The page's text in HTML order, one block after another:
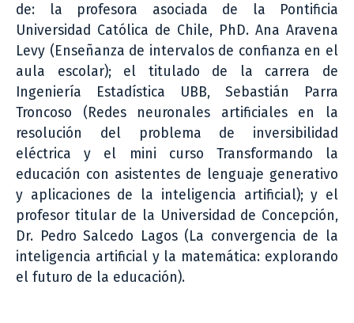
de: la profesora asociada de la Pontificia
Universidad Católica de Chile, PhD. Ana Aravena
Levy (Enseñanza de intervalos de confianza en el
aula escolar); el titulado de la carrera de
Ingeniería Estadística UBB, Sebastián Parra
Troncoso (Redes neuronales artificiales en la
resolución del problema de inversibilidad
eléctrica y el mini curso Transformando la
educación con asistentes de lenguaje generativo
y aplicaciones de la inteligencia artificial); y el
profesor titular de la Universidad de Concepción,
Dr. Pedro Salcedo Lagos (La convergencia de la
inteligencia artificial y la matemática: explorando
el futuro de la educación).